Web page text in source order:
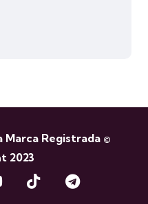
Marca Registrada ©
2023